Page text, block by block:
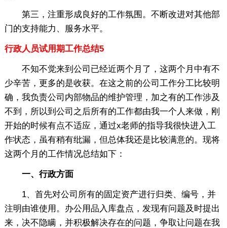
第三，注重形成良好的工作氛围。不断改进对其他部
门的支持能力、服务水平。
行政人员试用期工作总结5
不知不觉来到公司已经近两个月了，这两个月中有不
少辛苦，更多的是收获。在这之前的公司工作分工比较明
确，我负责公司内部物品的维护管理，加之有的工作涉及
不到，所以到公司之后所有的工作都由我一个人来做，刚
开始的时候有点不适应，通过x老师的指导我很快进入工
作状态，虽有稍有纰漏，但总体我还是比较满意的。现将
这两个月的工作情况总结如下：
一、行政方面
1、首先对公司所有的固定资产进行归类、编号，并
注明由谁使用。办公用品入库盘点，发现有问题及时提出
来，决不隐瞒，并积极解决存在的问题，争取让问题在我